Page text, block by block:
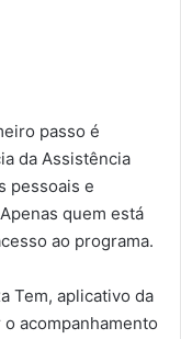
passo é
da Assistência
pessoais e
quem está
ao programa.
Tem, aplicativo da
acompanhamento